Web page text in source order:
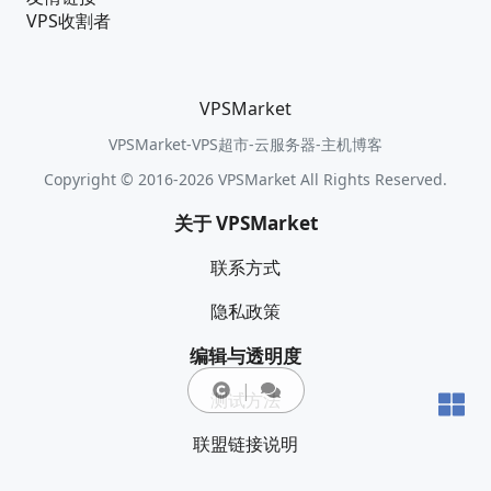
VPS收割者
VPSMarket
VPSMarket-VPS超市-云服务器-主机博客
Copyright © 2016-2026 VPSMarket All Rights Reserved.
关于 VPSMarket
联系方式
隐私政策
编辑与透明度
测试方法
联盟链接说明